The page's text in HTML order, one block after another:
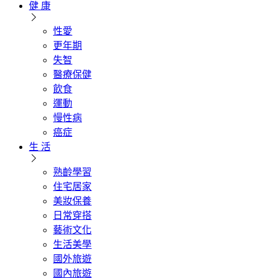
健 康
性愛
更年期
失智
醫療保健
飲食
運動
慢性病
癌症
生 活
熟齡學習
住宅居家
美妝保養
日常穿搭
藝術文化
生活美學
國外旅遊
國內旅遊